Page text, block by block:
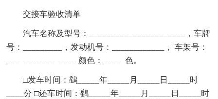
交接车验收清单
汽车名称及型号：______________________，车牌
号：_________，发动机号：____________， 车架号：
________________ 颜色：_____色。
□发车时间：鷂_____年_____月_____日_____时
____分 □还车时间：鷂_____年_____月_____日_____时